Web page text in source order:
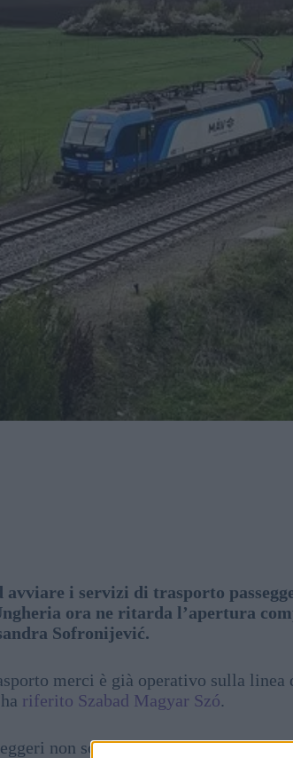
avviare i servizi di trasporto
ora ne ritarda l’apertura
Sofronijević.
merci è già operativo sulla
riferito Szabad Magyar Szó.
non sono ancora iniziati.